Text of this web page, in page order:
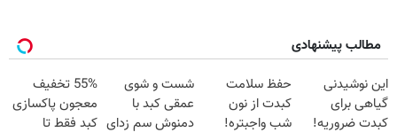
مطالب پیشنهادی
این نوشیدنی
گیاهی برای
کبدت ضروریه!
حفظ سلامت
کبدت از نون
شب واجبتره!
شست و شوی
عمقی کبد با
دمنوش سم زدای
55% تخفیف
معجون پاکسازی
کبد فقط تا